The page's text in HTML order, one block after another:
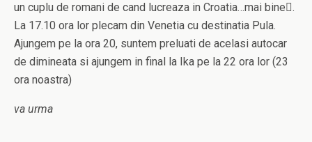
un cuplu de romani de cand lucreaza in Croatia…mai bine.
La 17.10 ora lor plecam din Venetia cu destinatia Pula.
Ajungem pe la ora 20, suntem preluati de acelasi autocar
de dimineata si ajungem in final la Ika pe la 22 ora lor (23
ora noastra)
va urma